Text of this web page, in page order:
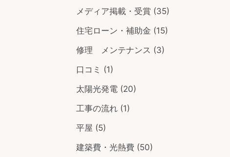
メディア掲載・受賞 (35)
住宅ローン・補助金 (15)
修理 メンテナンス (3)
口コミ (1)
太陽光発電 (20)
工事の流れ (1)
平屋 (5)
建築費・光熱費 (50)